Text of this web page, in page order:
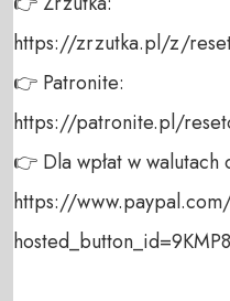
https://zrzutka.pl/z/
👉 Patronite:
https://patronite.pl/
👉 Dla wpłat w walutach
https://